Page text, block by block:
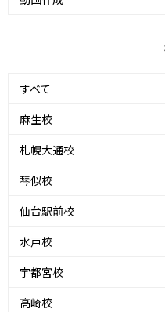
すべて
麻生校
札幌大通校
琴似校
仙台駅前校
水戸校
宇都宮校
高崎校